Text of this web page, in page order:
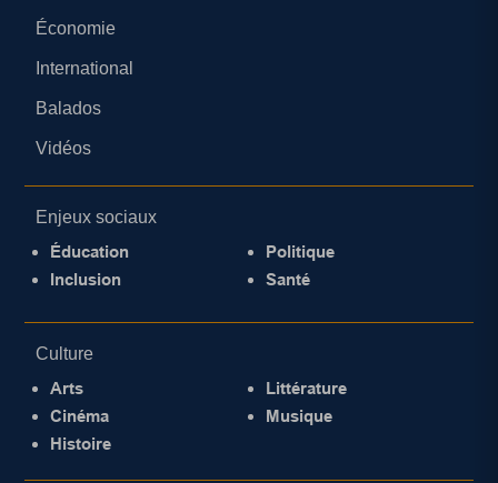
Économie
International
Balados
Vidéos
Enjeux sociaux
Éducation
Inclusion
Politique
Santé
Culture
Arts
Cinéma
Histoire
Littérature
Musique